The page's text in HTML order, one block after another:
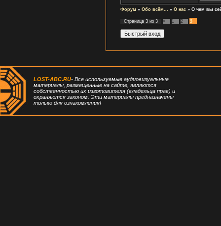
Форум » Обо всём... » О нас » О чем вы
Страница 3 из 3 « 1 2 3
LOST-ABC.RU- Все используемые аудиовизуальные
материалы, размещенные на сайте, являются
собственностью их изготовителя (владельца прав) и
охраняются законом. Эти материалы предназначены
только для ознакомления!